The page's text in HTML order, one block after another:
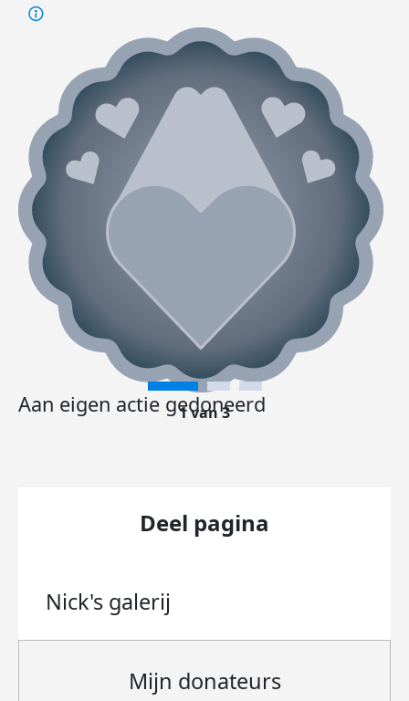
Aan eigen actie gedoneerd
1 van 3
Deel pagina
Nick's galerij
Mijn donateurs